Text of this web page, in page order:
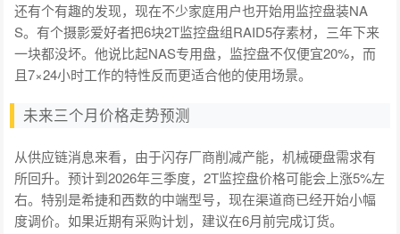
还有个有趣的发现，现在不少家庭用户也开始用监控盘装NA
S。有个摄影爱好者把6块2T监控盘组RAID5存素材，三年下来
一块都没坏。他说比起NAS专用盘，监控盘不仅便宜20%，而
且7×24小时工作的特性反而更适合他的使用场景。
未来三个月价格走势预测
从供应链消息来看，由于闪存厂商削减产能，机械硬盘需求有
所回升。预计到2026年三季度，2T监控盘价格可能会上涨5%左
右。特别是希捷和西数的中端型号，现在渠道商已经开始小幅
度调价。如果近期有采购计划，建议在6月前完成订货。